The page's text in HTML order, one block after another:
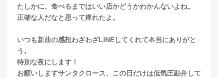
たしかに、食べるまではいい店かどうかわかんないよね。
正確な人だなと思って痺れたよ。
いつも新曲の感想わざわざLINEしてくれて本当にありがと
う。
特別な夜にします！
お願いしますサンタクロース、この日だけは低気圧勘弁して